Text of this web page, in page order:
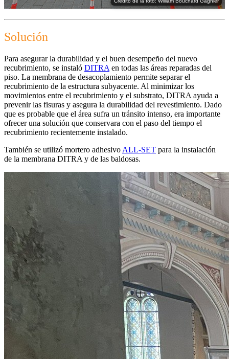
Solución
Para asegurar la durabilidad y el buen desempeño del nuevo
recubrimiento, se instaló DITRA en todas las áreas reparadas del
piso. La membrana de desacoplamiento permite separar el
recubrimiento de la estructura subyacente. Al minimizar los
movimientos entre el recubrimiento y el substrato, DITRA ayuda a
prevenir las fisuras y asegura la durabilidad del revestimiento. Dado
que es probable que el área sufra un tránsito intenso, era importante
ofrecer una solución que conservara con el paso del tiempo el
recubrimiento recientemente instalado.
También se utilizó mortero adhesivo ALL-SET para la instalación
de la membrana DITRA y de las baldosas.